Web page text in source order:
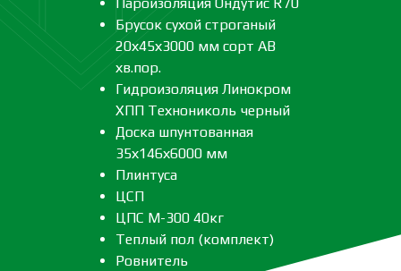
Пароизоляция Ондутис R70
Брусок сухой строганый
20х45х3000 мм сорт АВ
хв.пор.
Гидроизоляция Линокром
ХПП Технониколь черный
Доска шпунтованная
35х146х6000 мм
Плинтуса
ЦСП
ЦПС М-300 40кг
Теплый пол (комплект)
Ровнитель